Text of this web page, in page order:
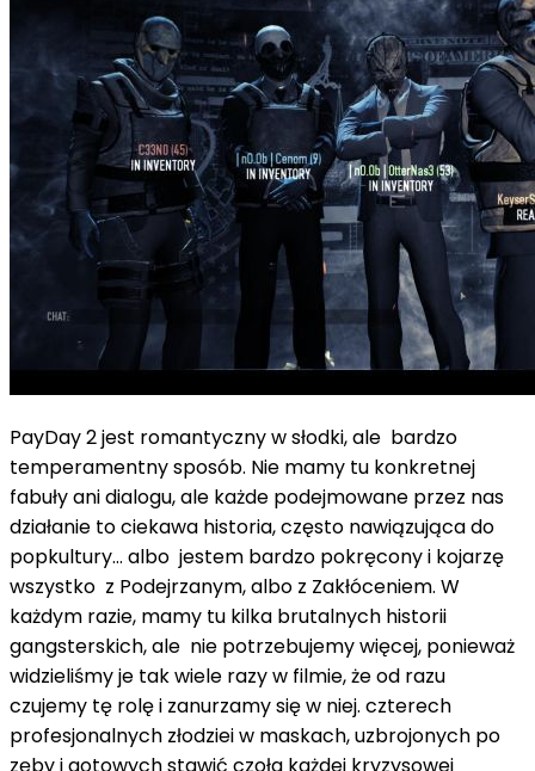
PayDay 2 jest romantyczny w słodki, ale bardzo
temperamentny sposób. Nie mamy tu konkretnej
fabuły ani dialogu, ale każde podejmowane przez nas
działanie to ciekawa historia, często nawiązująca do
popkultury… albo jestem bardzo pokręcony i kojarzę
wszystko z Podejrzanym, albo z Zakłóceniem. W
każdym razie, mamy tu kilka brutalnych historii
gangsterskich, ale nie potrzebujemy więcej, ponieważ
widzieliśmy je tak wiele razy w filmie, że od razu
czujemy tę rolę i zanurzamy się w niej. czterech
profesjonalnych złodziei w maskach, uzbrojonych po
zęby i gotowych stawić czoła każdej kryzysowej